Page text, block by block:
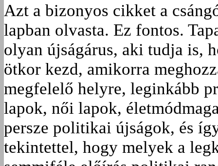
Azt a bizonyos cikket a
lapban olvasta. Ez fontos.
olyan újságárus, aki tudja is,
ötkor kezd, amikorra
megfelelő helyre, leginkább
lapok, női lapok,
persze politikai újságok, és
tekintettel, hogy melyek a